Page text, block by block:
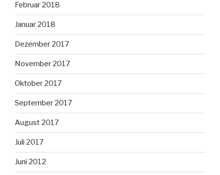
Februar 2018
Januar 2018
Dezember 2017
November 2017
Oktober 2017
September 2017
August 2017
Juli 2017
Juni 2012